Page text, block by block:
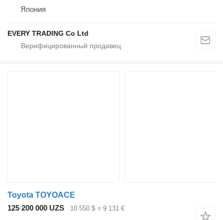
Япония
EVERY TRADING Co Ltd
Toyota TOYOACE
125 200 000 UZS
10 550 $ ≈ 9 131 €